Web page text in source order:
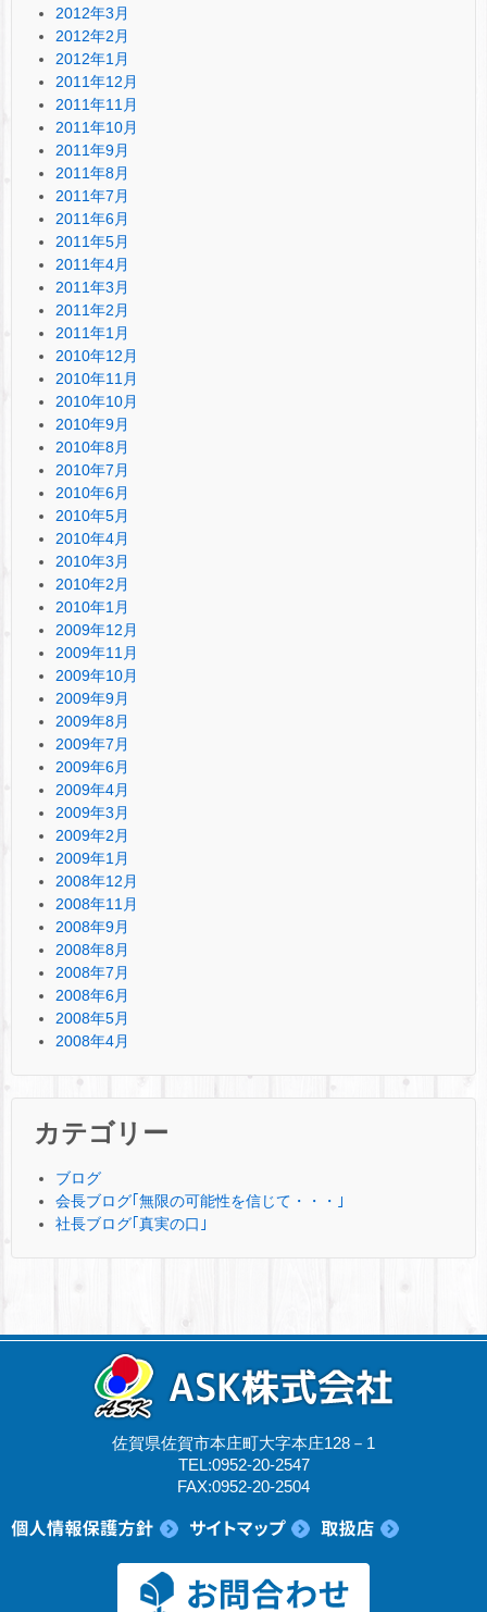
2012年3月
2012年2月
2012年1月
2011年12月
2011年11月
2011年10月
2011年9月
2011年8月
2011年7月
2011年6月
2011年5月
2011年4月
2011年3月
2011年2月
2011年1月
2010年12月
2010年11月
2010年10月
2010年9月
2010年8月
2010年7月
2010年6月
2010年5月
2010年4月
2010年3月
2010年2月
2010年1月
2009年12月
2009年11月
2009年10月
2009年9月
2009年8月
2009年7月
2009年6月
2009年4月
2009年3月
2009年2月
2009年1月
2008年12月
2008年11月
2008年9月
2008年8月
2008年7月
2008年6月
2008年5月
2008年4月
カテゴリー
ブログ
会長ブログ｢無限の可能性を信じて・・・｣
社長ブログ｢真実の口｣
佐賀県佐賀市本庄町大字本庄128－1
TEL:0952-20-2547
FAX:0952-20-2504